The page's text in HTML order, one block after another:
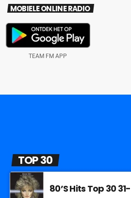
MOBIELE ONLINE RADIO
TEAM FM APP
TOP 30
80’S Hits Top 30